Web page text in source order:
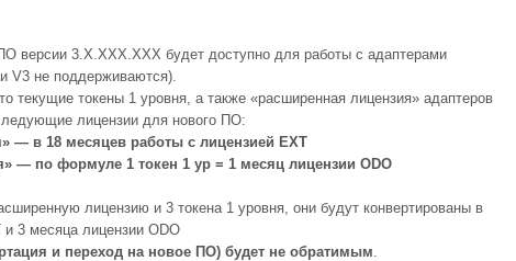
версии 3.X.XXX.XXX будет доступно для работы с адаптерами
V3 не поддерживаются).
текущие токены 1 уровня, а также «расширенная лицензия» адаптеров
лицензии для нового ПО:
— в 18 месяцев работы с лицензией EXT
— по формуле 1 токен 1 ур = 1 месяц лицензии ODO
лицензию и 3 токена 1 уровня, они будут конвертированы в
3 месяца лицензии ODO
и переход на новое ПО) будет не обратимым.